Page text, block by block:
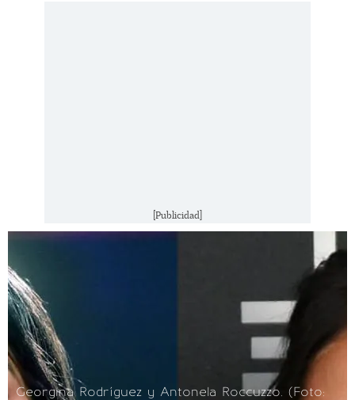
[Publicidad]
Georgina Rodríguez y Antonela Roccuzzo. (Foto: